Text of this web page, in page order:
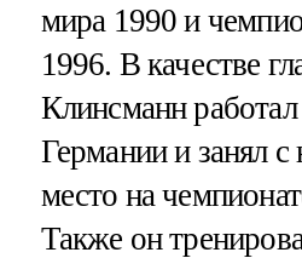
мира 1990 и
1996. В качестве
Клинсманн
Германии и занял с
место на
Также он